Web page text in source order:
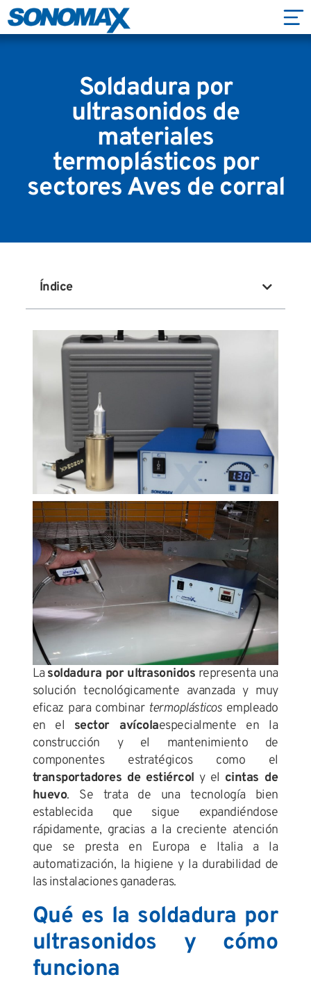
Soldadura por
ultrasonidos de
materiales
termoplásticos por
sectores Aves de corral
Índice
La soldadura por ultrasonidos representa una
solución tecnológicamente avanzada y muy
eficaz para combinar termoplásticosempleado
en el sector avícolaespecialmente en la
construcción y el mantenimiento de
componentes estratégicos como el
transportadores de estiércol y el cintas de
huevo. Se trata de una tecnología bien
establecida que sigue expandiéndose
rápidamente, gracias a la creciente atención
que se presta en Europa e Italia a la
automatización, la higiene y la durabilidad de
las instalaciones ganaderas.
Qué es la soldadura por
ultrasonidos y cómo
funciona